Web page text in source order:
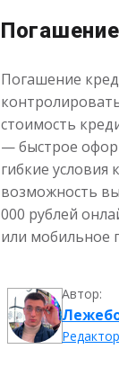
Погашение
стоимость
— быстрое
гибкие
возможность
000 рублей
или мобильное
Автор:
Редактор